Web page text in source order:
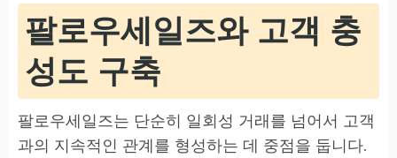
팔로우세일즈와 고객 충
성도 구축
팔로우세일즈는 단순히 일회성 거래를 넘어서 고객
과의 지속적인 관계를 형성하는 데 중점을 둡니다.